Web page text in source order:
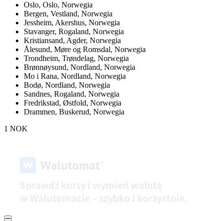
Oslo, Oslo, Norwegia
Bergen, Vestland, Norwegia
Jessheim, Akershus, Norwegia
Stavanger, Rogaland, Norwegia
Kristiansand, Agder, Norwegia
Ålesund, Møre og Romsdal, Norwegia
Trondheim, Trøndelag, Norwegia
Brønnøysund, Nordland, Norwegia
Mo i Rana, Nordland, Norwegia
Bodø, Nordland, Norwegia
Sandnes, Rogaland, Norwegia
Fredrikstad, Østfold, Norwegia
Drammen, Buskerud, Norwegia
1 NOK